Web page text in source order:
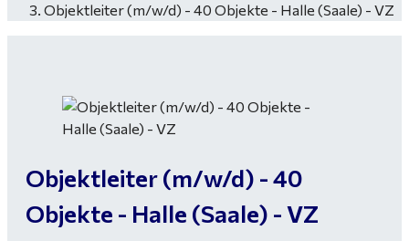
Objektleiter (m/w/d) - 40 Objekte - Halle (Saale) - VZ
Objektleiter (m/w/d) - 40
Objekte - Halle (Saale) - VZ